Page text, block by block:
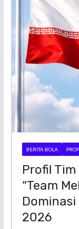
BERITA BOLA
Profil
“Team
2026